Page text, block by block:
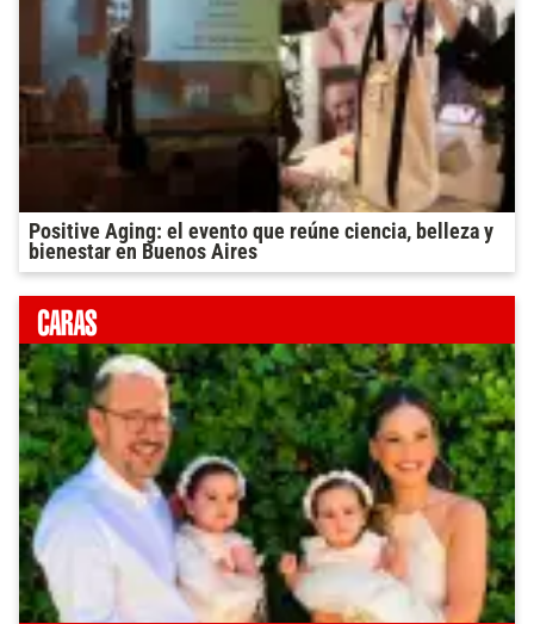
Positive Aging: el evento que reúne ciencia, belleza y
bienestar en Buenos Aires